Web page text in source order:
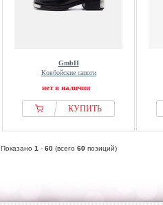
GmbH
Ковбойские сапоги
нет в наличии
КУПИТЬ
Показано 1 - 60 (всего 60 позиций)